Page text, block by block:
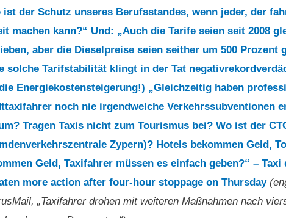
ist der Schutz unseres Berufsstandes, wenn jeder, der
machen kann?“ Und: „Auch die Tarife seien seit 2008
aber die Dieselpreise seien seither um 500 Prozent
solche Tarifstabilität klingt in der Tat
Energiekostensteigerung!) „Gleichzeitig haben
noch nie irgendwelche Verkehrssubventionen
Tragen Taxis nicht zum Tourismus bei? Wo ist der
Zypern)? Hotels bekommen Geld,
Geld, Taxifahrer müssen es einfach geben?“ – Taxi
more action after four-hour stoppage on Thursday
„Taxifahrer drohen mit weiteren Maßnahmen nach